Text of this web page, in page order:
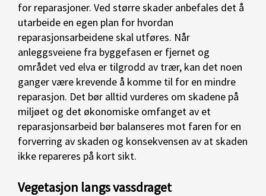
for reparasjoner. Ved større skader anbefales det å
utarbeide en egen plan for hvordan
reparasjonsarbeidene skal utføres. Når
anleggsveiene fra byggefasen er fjernet og
området ved elva er tilgrodd av trær, kan det noen
ganger være krevende å komme til for en mindre
reparasjon. Det bør alltid vurderes om skadene på
miljøet og det økonomiske omfanget av et
reparasjonsarbeid bør balanseres mot faren for en
forverring av skaden og konsekvensen av at skaden
ikke repareres på kort sikt.
Vegetasjon langs vassdraget